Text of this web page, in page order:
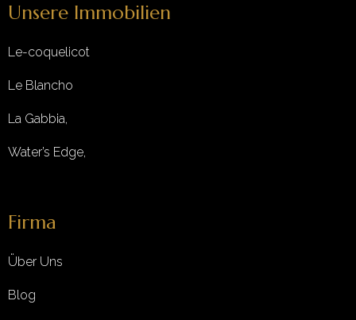
Unsere Immobilien
Le-coquelicot
Le Blancho
La Gabbia,
Water’s Edge,
Firma
Über Uns
Blog